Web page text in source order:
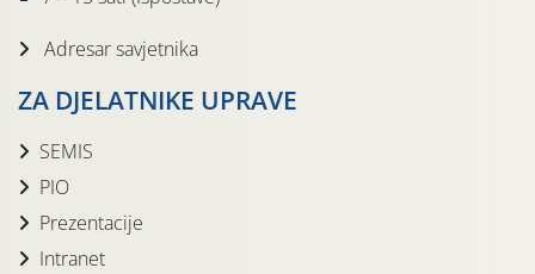
Adresar savjetnika
ZA DJELATNIKE UPRAVE
SEMIS
PIO
Prezentacije
Intranet